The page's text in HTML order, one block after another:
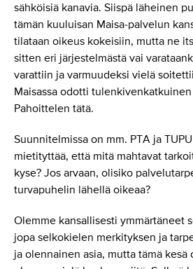
sähköisiä kanavia. Siispä läheinen
tämän kuuluisan Maisa-palvelun
tilataan oikeus kokeisiin, mutta ne
sitten eri järjestelmästä vai
varattiin ja varmuudeksi vielä
Maisassa odotti
Pahoittelen tätä.
Suunnitelmissa on mm. PTA ja
mietityttää, että mitä mahtavat
kyse? Jos arvaan, olisiko
turvapuhelin lähellä oikeaa?
Olemme kansallisesti ymmärtäneet
jopa selkokielen merkityksen ja
ja olennainen asia, mutta tämä kesä